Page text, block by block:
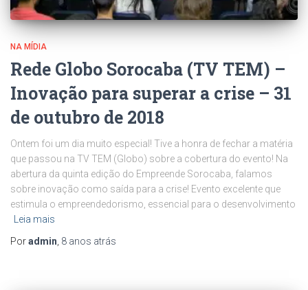
NA MÍDIA
Rede Globo Sorocaba (TV TEM) –
Inovação para superar a crise – 31
de outubro de 2018
Ontem foi um dia muito especial! Tive a honra de fechar a matéria
que passou na TV TEM (Globo) sobre a cobertura do evento! Na
abertura da quinta edição do Empreende Sorocaba, falamos
sobre inovação como saída para a crise! Evento excelente que
estimula o empreendedorismo, essencial para o desenvolvimento
Leia mais
Poradmin, 8 anos atrás